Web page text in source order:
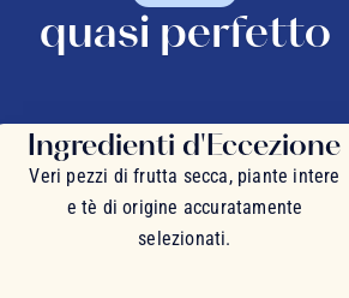
quasi perfetto
Ingredienti d'Eccezione
Veri pezzi di frutta secca, piante intere
e tè di origine accuratamente
selezionati.